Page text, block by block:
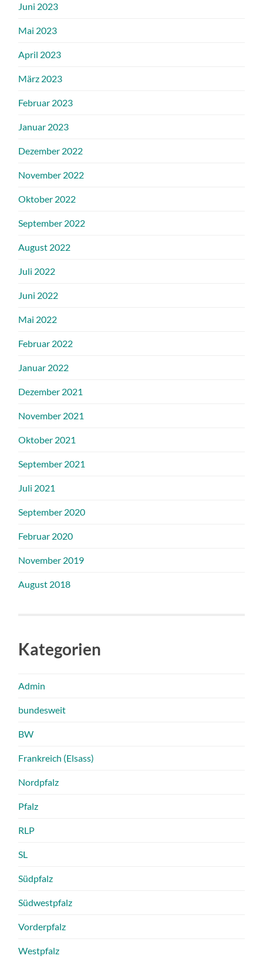
Juni 2023
Mai 2023
April 2023
März 2023
Februar 2023
Januar 2023
Dezember 2022
November 2022
Oktober 2022
September 2022
August 2022
Juli 2022
Juni 2022
Mai 2022
Februar 2022
Januar 2022
Dezember 2021
November 2021
Oktober 2021
September 2021
Juli 2021
September 2020
Februar 2020
November 2019
August 2018
Kategorien
Admin
bundesweit
BW
Frankreich (Elsass)
Nordpfalz
Pfalz
RLP
SL
Südpfalz
Südwestpfalz
Vorderpfalz
Westpfalz